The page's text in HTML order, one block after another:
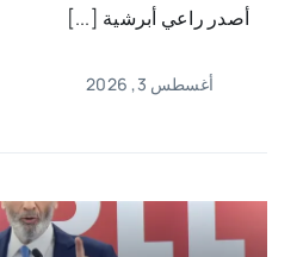
أصدر راعي أبرشية [...]
أغسطس 3, 2026